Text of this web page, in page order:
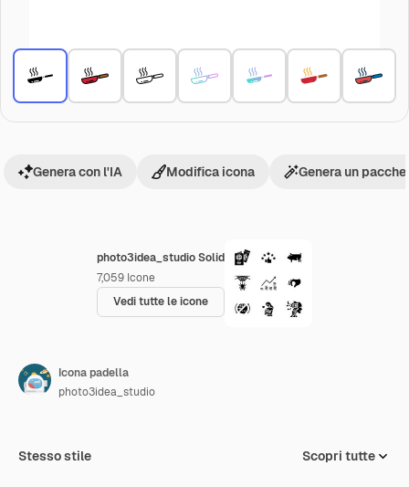
photo3idea_studio Solid
7,059 Icone
Vedi tutte le icone
Genera con l'IA Modifica icona Genera un
Icona padella
photo3idea_studio
Stesso stile Scopri tutte